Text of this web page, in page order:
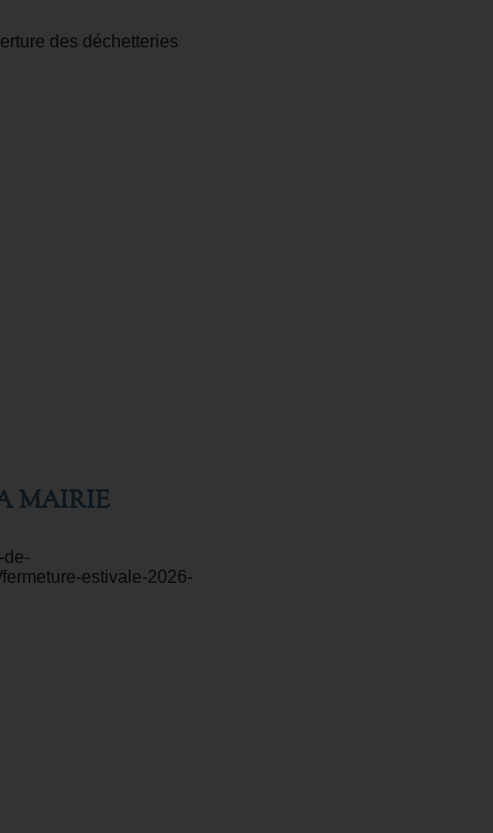
des déchetteries
MAIRIE
de-
estivale-2026-